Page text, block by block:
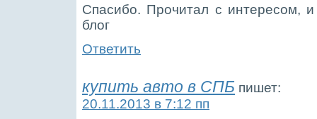
Спасибо. Прочитал с интересом,
блог
Ответить
купить авто в СПБ пишет:
20.11.2013 в 7:12 пп